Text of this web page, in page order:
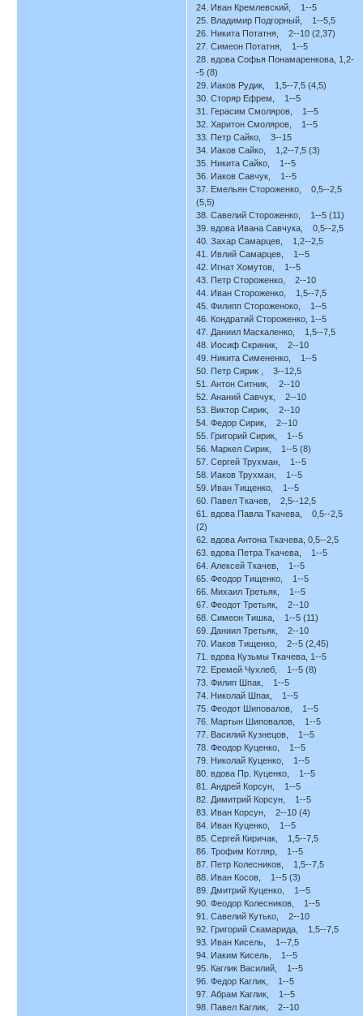
24. Иван Кремлевский, 1--5
25. Владимир Подгорный, 1--5,5
26. Никита Потатня, 2--10 (2,37)
27. Симеон Потатня, 1--5
28. вдова Софья Понамаренкова, 1,2-
-5 (8)
29. Иаков Рудик, 1,5--7,5 (4,5)
30. Сторяр Ефрем, 1--5
31. Герасим Смоляров, 1--5
32. Харитон Смоляров, 1--5
33. Петр Сайко, 3--15
34. Иаков Сайко, 1,2--7,5 (3)
35. Никита Сайко, 1--5
36. Иаков Савчук, 1--5
37. Емельян Стороженко, 0,5--2,5
(5,5)
38. Савелий Стороженко, 1--5 (11)
39. вдова Ивана Савчука, 0,5--2,5
40. Захар Самарцев, 1,2--2,5
41. Ивлий Самарцев, 1--5
42. Игнат Хомутов, 1--5
43. Петр Стороженко, 2--10
44. Иван Стороженко, 1,5--7,5
45. Филипп Стороженоко, 1--5
46. Кондратий Стороженко, 1--5
47. Даниил Маскаленко, 1,5--7,5
48. Иосиф Скриник, 2--10
49. Никита Симененко, 1--5
50. Петр Сирик , 3--12,5
51. Антон Ситник, 2--10
52. Ананий Савчук, 2--10
53. Виктор Сирик, 2--10
54. Федор Сирик, 2--10
55. Григорий Сирик, 1--5
56. Маркел Сирик, 1--5 (8)
57. Сергей Трухман, 1--5
58. Иаков Трухман, 1--5
59. Иван Тищенко, 1--5
60. Павел Ткачев, 2,5--12,5
61. вдова Павла Ткачева, 0,5--2,5
(2)
62. вдова Антона Ткачева, 0,5--2,5
63. вдова Петра Ткачева, 1--5
64. Алексей Ткачев, 1--5
65. Феодор Тищенко, 1--5
66. Михаил Третьяк, 1--5
67. Феодот Третьяк, 2--10
68. Симеон Тишка, 1--5 (11)
69. Даниил Третьяк, 2--10
70. Иаков Тищенко, 2--5 (2,45)
71. вдова Кузьмы Ткачева, 1--5
72. Еремей Чухлеб, 1--5 (8)
73. Филип Шпак, 1--5
74. Николай Шпак, 1--5
75. Феодот Шиповалов, 1--5
76. Мартын Шиповалов, 1--5
77. Василий Кузнецов, 1--5
78. Феодор Куценко, 1--5
79. Николай Куценко, 1--5
80. вдова Пр. Куценко, 1--5
81. Андрей Корсун, 1--5
82. Димитрий Корсун, 1--5
83. Иван Корсун, 2--10 (4)
84. Иван Куценко, 1--5
85. Сергей Киричак, 1,5--7,5
86. Трофим Котляр, 1--5
87. Петр Колесников, 1,5--7,5
88. Иван Косов, 1--5 (3)
89. Дмитрий Куценко, 1--5
90. Феодор Колесников, 1--5
91. Савелий Кутько, 2--10
92. Григорий Скамарида, 1,5--7,5
93. Иван Кисель, 1--7,5
94. Иаким Кисель, 1--5
95. Каглик Василий, 1--5
96. Федор Каглик, 1--5
97. Абрам Каглик, 1--5
98. Павел Каглик, 2--10